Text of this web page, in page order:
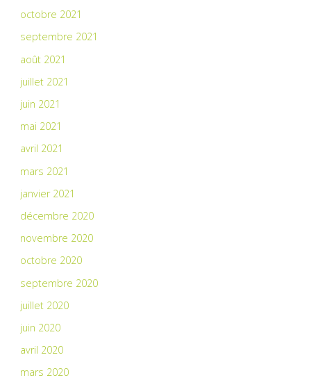
octobre 2021
septembre 2021
août 2021
juillet 2021
juin 2021
mai 2021
avril 2021
mars 2021
janvier 2021
décembre 2020
novembre 2020
octobre 2020
septembre 2020
juillet 2020
juin 2020
avril 2020
mars 2020